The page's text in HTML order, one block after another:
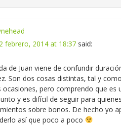
febrero, 2014 at 18:37 said:
de Juan viene de confundir
Son dos cosas distintas, tal y
ocasiones, pero comprendo que es
y es difícil de seguir para
sobre bonos. De hecho yo
así que poco a poco